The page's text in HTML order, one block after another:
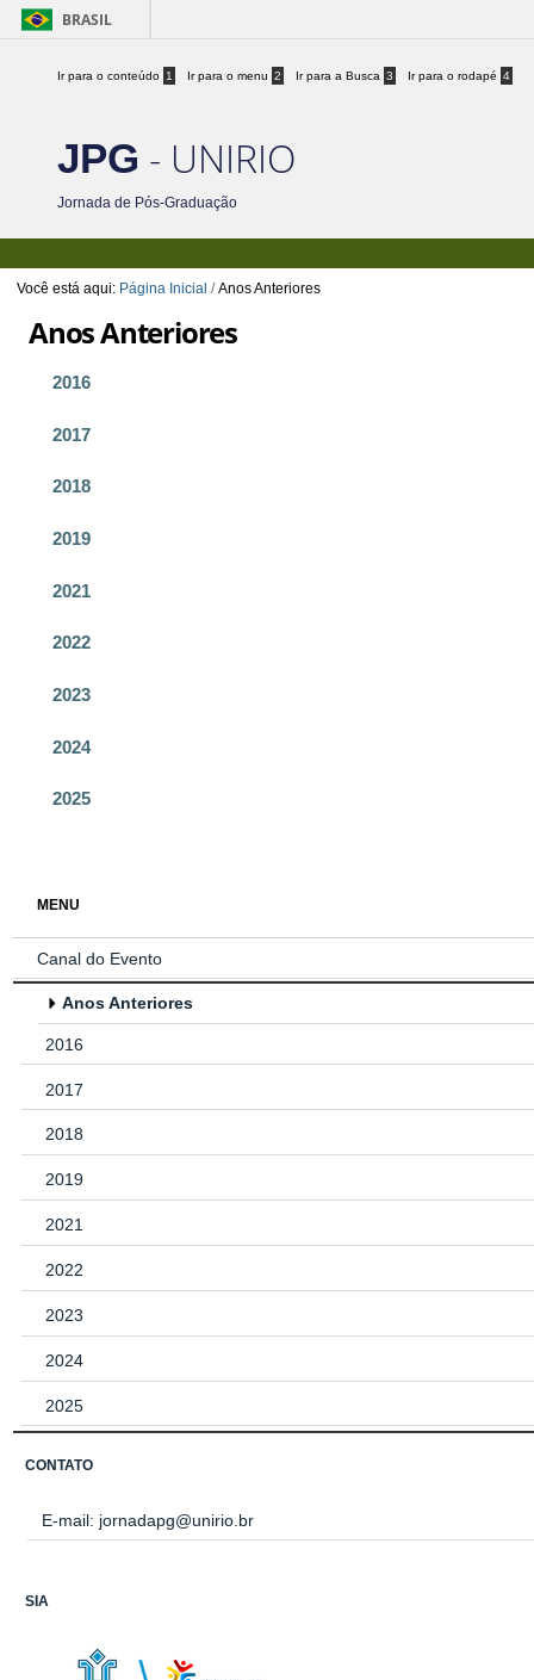
BRASIL
Ir para o conteúdo 1 Ir para o menu 2 Ir para a Busca 3 Ir para o rodapé 4
JPG - UNIRIO
Jornada de Pós-Graduação
Você está aqui: Página Inicial /Anos Anteriores
Anos Anteriores
2016
2017
2018
2019
2021
2022
2023
2024
2025
MENU
Canal do Evento
Anos Anteriores
2016
2017
2018
2019
2021
2022
2023
2024
2025
CONTATO
E-mail: jornadapg@unirio.br
SIA